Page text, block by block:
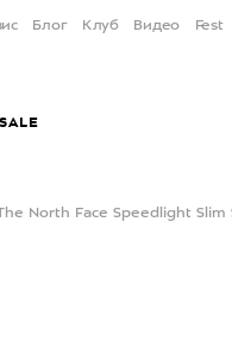
Блог Клуб Видео Fest
SALE
North Face Speedlight Slim